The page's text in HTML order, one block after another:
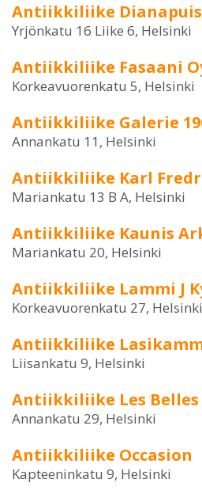
Antiikkiliike
Yrjönkatu 16 Liike 6, Helsinki
Antiikkiliike Fasaani
Korkeavuorenkatu 5, Helsinki
Antiikkiliike Galerie
Annankatu 11, Helsinki
Antiikkiliike Karl
Mariankatu 13 B A, Helsinki
Antiikkiliike Kaunis
Mariankatu 20, Helsinki
Antiikkiliike Lammi J
Korkeavuorenkatu 27, Helsinki
Antiikkiliike
Liisankatu 9, Helsinki
Antiikkiliike Les
Annankatu 29, Helsinki
Antiikkiliike Occasion
Kapteeninkatu 9, Helsinki